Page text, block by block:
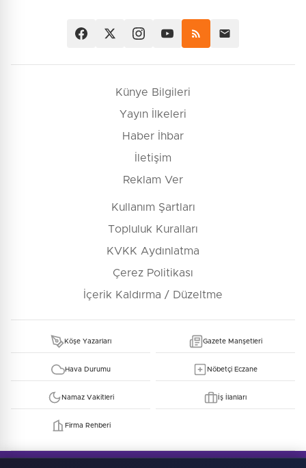
Künye Bilgileri
Yayın İlkeleri
Haber İhbar
İletişim
Reklam Ver
Kullanım Şartları
Topluluk Kuralları
KVKK Aydınlatma
Çerez Politikası
İçerik Kaldırma / Düzeltme
Köşe Yazarları Gazete Manşetleri
Hava Durumu Nöbetçi Eczane
Namaz Vakitleri İş İlanları
Firma Rehberi